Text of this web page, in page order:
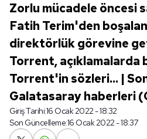
Zorlu mücadele öncesi
Fatih Terim'den
direktörlük görevine
Torrent, açıklamalarda
Torrent'in sözleri... |
Galatasaray haberleri
Giriş Tarihi:16 Ocak 2022 - 18:32
Son Güncelleme:16 Ocak 2022 - 18:37